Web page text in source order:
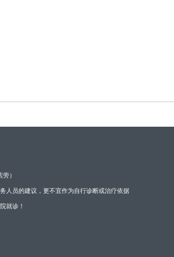
）
人员的建议，更不宜作为自行诊断或治疗依据
就诊！